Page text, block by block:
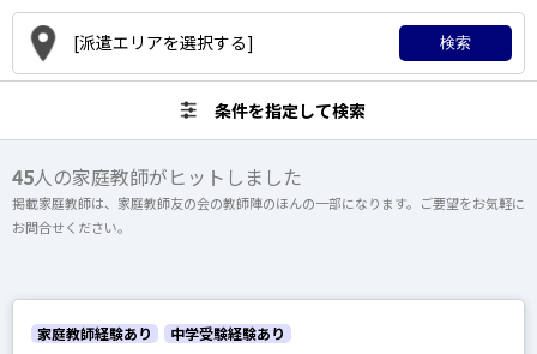
京都大学
神戸大学
桜蔭高等学校
[派遣エリアを選択する] 検索
条件を指定して検索
45人の家庭教師がヒットしました
掲載家庭教師は、家庭教師友の会の教師陣のほんの一部になります。ご要望をお気軽に
お問合せください。
家庭教師経験あり 中学受験経験あり
大阪府 京都府
上記以外のエリア（海外含む）はオンライン指導で対応可能です